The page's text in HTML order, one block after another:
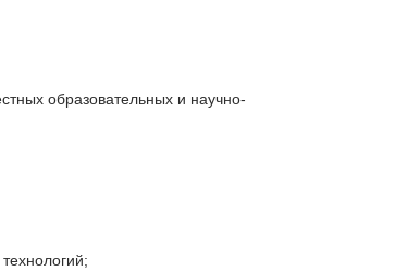
образовательных и научно-